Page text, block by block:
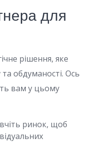
для
рішення, яке
обдуманості. Ось
вам у цьому
ринок, щоб